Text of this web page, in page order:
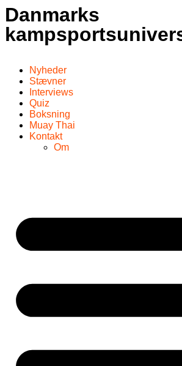
Danmarks
Nyheder
Stævner
Interviews
Quiz
Boksning
Muay Thai
Kontakt
Om